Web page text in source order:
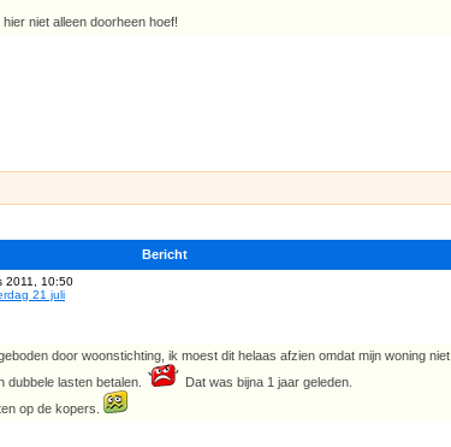
niet alleen doorheen hoef!
Bericht
2011, 10:50
21 juli
door woonstichting, ik moest dit helaas afzien omdat mijn woning niet
lasten betalen.
Dat was bijna 1 jaar geleden.
op de kopers.